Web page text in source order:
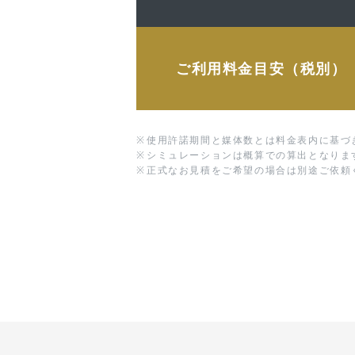
ご利用料金目安（税別）
※ 使用許諾期間と媒体数とは料金表内に基づ
※ シミュレーションは概算での算出となりま
※ 正式なお見積をご希望の場合は別途ご依頼